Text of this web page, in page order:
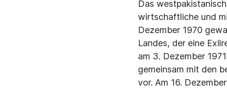
Das
wirtschaftliche und
Dezember 1970
Landes, der eine
am 3. Dezember
gemeinsam mit den
vor. Am 16.